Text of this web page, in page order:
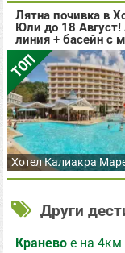
Лятна почивка в
Юли до 18
линия + басейн с
ТОП
Хотел Калиакра
Други
Краневое на 4км